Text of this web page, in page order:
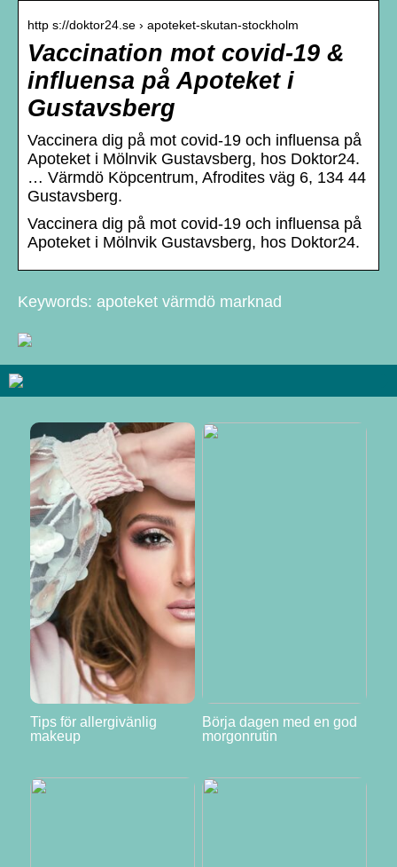
http s://doktor24.se › apoteket-skutan-stockholm
Vaccination mot covid-19 &
influensa på Apoteket i
Gustavsberg
Vaccinera dig på mot covid-19 och influensa på
Apoteket i Mölnvik Gustavsberg, hos Doktor24.
… Värmdö Köpcentrum, Afrodites väg 6, 134 44
Gustavsberg.
Vaccinera dig på mot covid-19 och influensa på
Apoteket i Mölnvik Gustavsberg, hos Doktor24.
Keywords: apoteket värmdö marknad
Tips för allergivänlig
makeup
Börja dagen med en god
morgonrutin